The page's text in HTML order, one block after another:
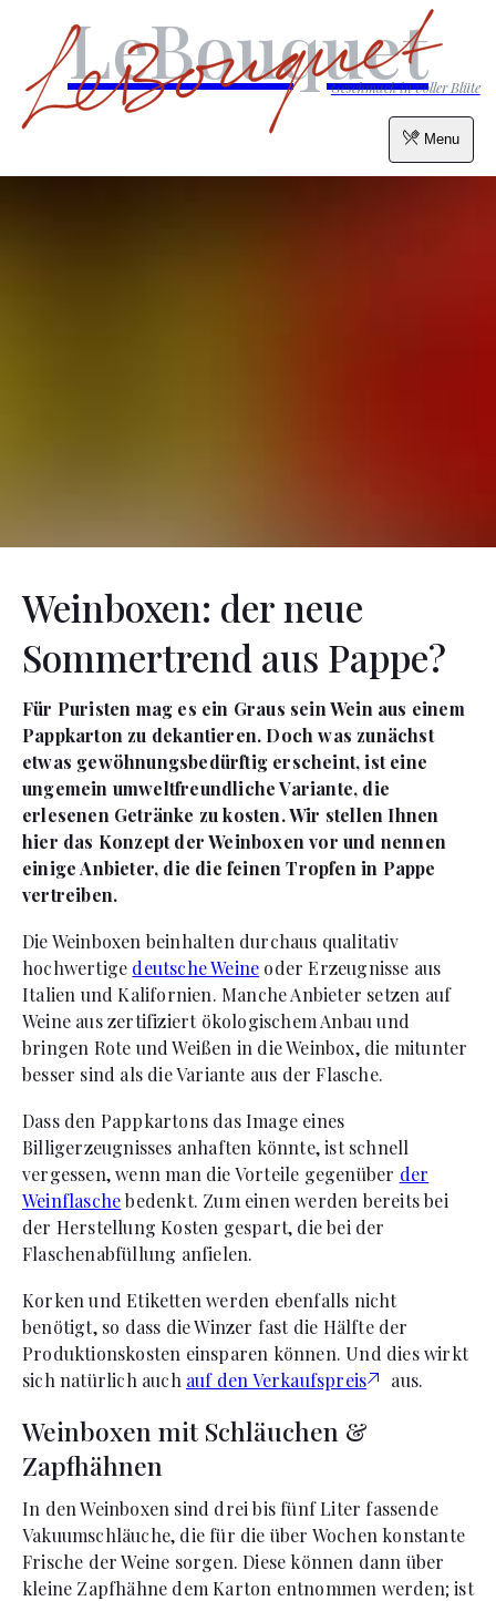
Menu
LeBouquet
Geschmack in voller Blüte
Weinboxen: der neue
Sommertrend aus Pappe?
Für Puristen mag es ein Graus sein Wein aus einem
Pappkarton zu dekantieren. Doch was zunächst
etwas gewöhnungsbedürftig erscheint, ist eine
ungemein umweltfreundliche Variante, die
erlesenen Getränke zu kosten. Wir stellen Ihnen
hier das Konzept der Weinboxen vor und nennen
einige Anbieter, die die feinen Tropfen in Pappe
vertreiben.
Die Weinboxen beinhalten durchaus qualitativ
hochwertige deutsche Weine oder Erzeugnisse aus
Italien und Kalifornien. Manche Anbieter setzen auf
Weine aus zertifiziert ökologischem Anbau und
bringen Rote und Weißen in die Weinbox, die mitunter
besser sind als die Variante aus der Flasche.
Dass den Pappkartons das Image eines
Billigerzeugnisses anhaften könnte, ist schnell
vergessen, wenn man die Vorteile gegenüber der
Weinflaschebedenkt. Zum einen werden bereits bei
der Herstellung Kosten gespart, die bei der
Flaschenabfüllung anfielen.
Korken und Etiketten werden ebenfalls nicht
benötigt, so dass die Winzer fast die Hälfte der
Produktionskosten einsparen können. Und dies wirkt
sich natürlich auch auf den Verkaufspreis aus.
Weinboxen mit Schläuchen &
Zapfhähnen
In den Weinboxen sind drei bis fünf Liter fassende
Vakuumschläuche, die für die über Wochen konstante
Frische der Weine sorgen. Diese können dann über
kleine Zapfhähne dem Karton entnommen werden; ist